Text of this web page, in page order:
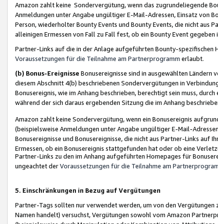
Amazon zahlt keine Sondervergütung, wenn das zugrundeliegende
Anmeldungen unter Angabe ungültiger E-Mail-Adressen, Einsatz von
Person, wiederholter Bounty Events und Bounty Events, die nicht
alleinigen Ermessen von Fall zu Fall fest, ob ein Bounty Event
Partner-Links auf die in der Anlage aufgeführten Bounty-spezifischen
Voraussetzungen für die Teilnahme am Partnerprogramm erlaubt.
(b) Bonus-Ereignisse Bonusereignisse sind in ausgewählten Ländern
diesem Abschnitt 4(b) beschriebenen Sondervergütungen in
Bonusereignis, wie im Anhang beschrieben, berechtigt sein muss,
während der sich daraus ergebenden Sitzung die im Anhang
Amazon zahlt keine Sondervergütung, wenn ein Bonusereignis
(beispielsweise Anmeldungen unter Angabe ungültiger E-Mail-
Bonusereignisse und Bonusereignisse, die nicht aus Partner-Links auf
Ermessen, ob ein Bonusereignis stattgefunden hat oder ob eine
Partner-Links zu den im Anhang aufgeführten Homepages für
ungeachtet derVoraussetzungen für die Teilnahme am
5. Einschränkungen in Bezug auf Vergütungen
Partner-Tags sollten nur verwendet werden, um von den
Namen handelt) versuchst, Vergütungen sowohl vom Amazon